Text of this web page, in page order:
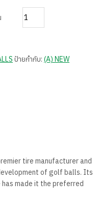
ป้ายกำกับ: (A) NEW
tire manufacturer and
of golf balls. Its
made it the preferred